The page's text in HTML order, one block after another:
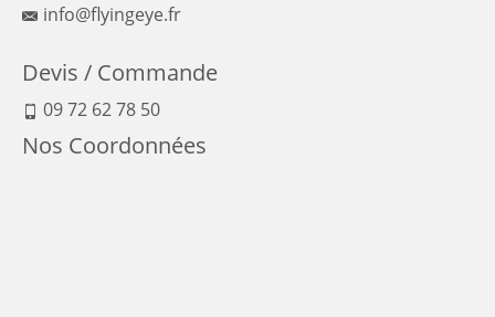
info@flyingeye.fr
Devis / Commande
09 72 62 78 50
Nos Coordonnées